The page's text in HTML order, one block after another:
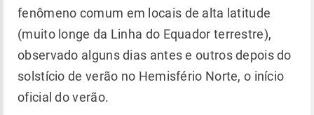
fenômeno comum em locais de alta latitude
(muito longe da Linha do Equador terrestre),
observado alguns dias antes e outros depois do
solstício de verão no Hemisfério Norte, o início
oficial do verão.